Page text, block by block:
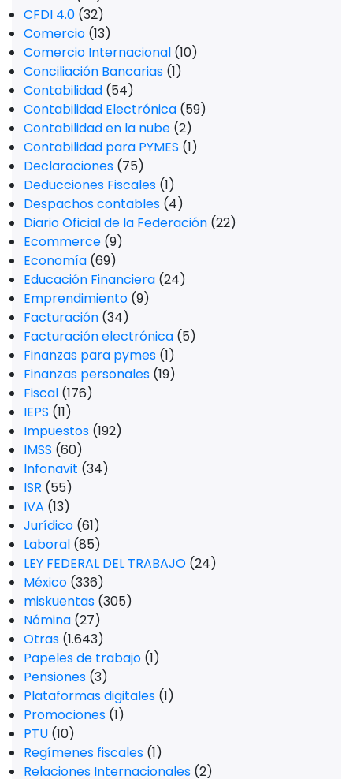
CFDI 4.0 (32)
Comercio (13)
Comercio Internacional (10)
Conciliación Bancarias (1)
Contabilidad (54)
Contabilidad Electrónica (59)
Contabilidad en la nube (2)
Contabilidad para PYMES (1)
Declaraciones (75)
Deducciones Fiscales (1)
Despachos contables (4)
Diario Oficial de la Federación (22)
Ecommerce (9)
Economía (69)
Educación Financiera (24)
Emprendimiento (9)
Facturación (34)
Facturación electrónica (5)
Finanzas para pymes (1)
Finanzas personales (19)
Fiscal (176)
IEPS (11)
Impuestos (192)
IMSS (60)
Infonavit (34)
ISR (55)
IVA (13)
Jurídico (61)
Laboral (85)
LEY FEDERAL DEL TRABAJO (24)
México (336)
miskuentas (305)
Nómina (27)
Otras (1.643)
Papeles de trabajo (1)
Pensiones (3)
Plataformas digitales (1)
Promociones (1)
PTU (10)
Regímenes fiscales (1)
Relaciones Internacionales (2)